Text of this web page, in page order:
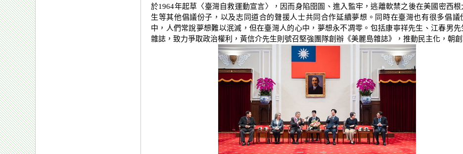
於1964年起草〈臺灣自救運動宣言〉，因而身陷囹圄、進入監牢，逃離軟禁之後在美國密西
生等其他倡議份子，以及志同道合的聲援人士共同合作延續夢想。同時在臺灣也有很多倡議
中，人們常說夢想難以泯滅，但在臺灣人的心中，夢想永不凋零。包括康寧祥先生、江春男
雜誌，致力爭取政治權利，黃信介先生則號召堅強團隊創辦《美麗島雜誌》，推動民主化，朝創